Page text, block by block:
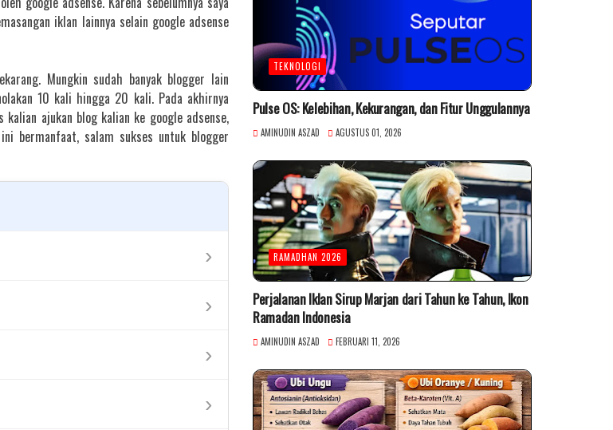
iklan lainnya selain google adsense
Mungkin sudah banyak blogger lain
10 kali hingga 20 kali. Pada akhirnya
ajukan blog kalian ke google adsense,
bermanfaat, salam sukses untuk blogger
›
›
›
›
TEKNOLOGI
Pulse OS: Kelebihan, Kekurangan, dan Fitur Unggulannya
AMINUDIN ASZAD AGUSTUS 01, 2026
RAMADHAN 2026
Perjalanan Iklan Sirup Marjan dari Tahun ke Tahun, Ikon
Ramadan Indonesia
AMINUDIN ASZAD FEBRUARI 11, 2026